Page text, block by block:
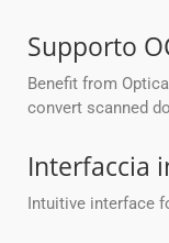
Supporto
Benefit from
convert scanned
Interfaccia
Intuitive interface